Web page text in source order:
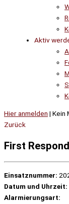
Aktiv
Hier anmelden | Kein
Zurück
First
Einsatznummer:
Datum und Uhrzeit:
Alarmierungsart: